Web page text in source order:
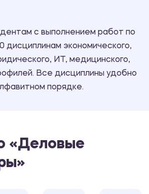
с выполнением работ по
дисциплинам экономического,
ИТ, медицинского,
Все дисциплины удобно
порядке.
«Деловые